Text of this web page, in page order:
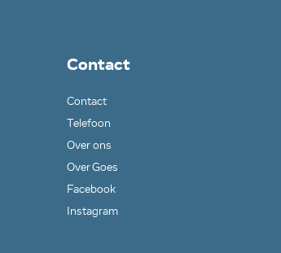
Contact
Contact
Telefoon
Over ons
Over Goes
Facebook
Instagram